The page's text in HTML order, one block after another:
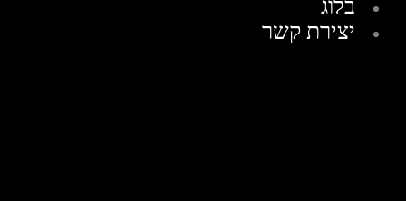
בלוג
יצירת קשר